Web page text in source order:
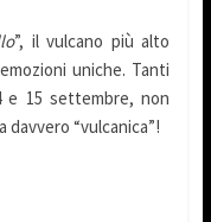
”, il vulcano più alto
uniche. Tanti
15 settembre, non
davvero “vulcanica”!